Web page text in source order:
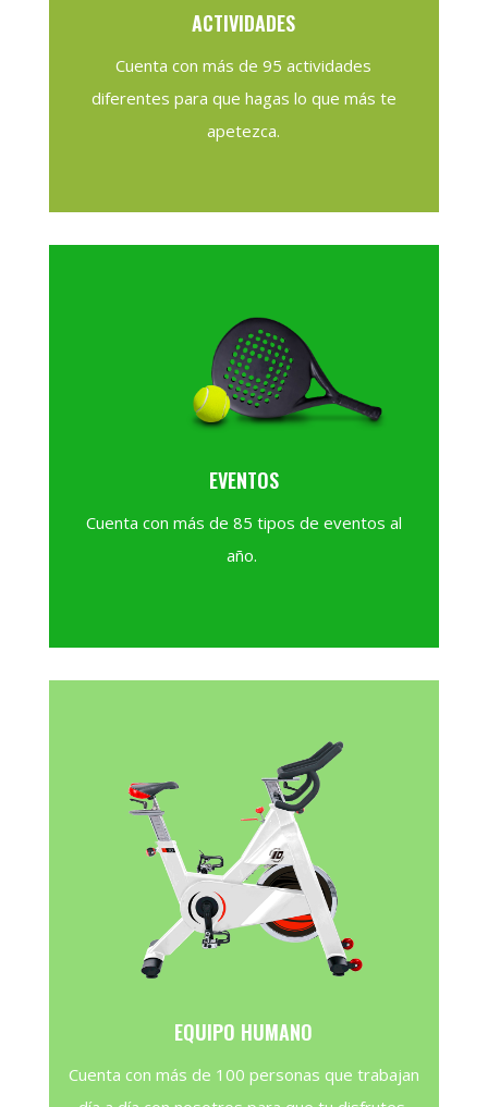
ACTIVIDADES
Cuenta con más de 95 actividades
diferentes para que hagas lo que más te
apetezca.
EVENTOS
Cuenta con más de 85 tipos de eventos al
año.
EQUIPO HUMANO
Cuenta con más de 100 personas que trabajan